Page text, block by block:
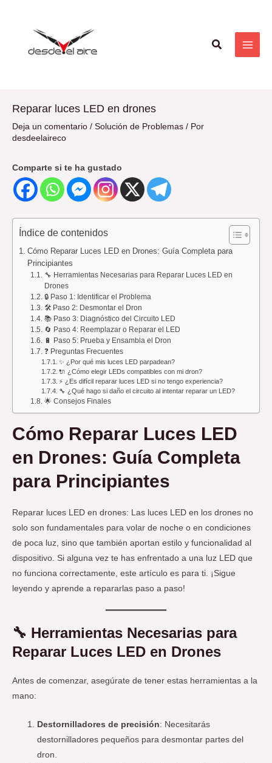
Buscar
Reparar luces LED en drones
Deja un comentario / Solución de Problemas / Por
desdeelaireco
Comparte si te ha gustado
Índice de contenidos
Cómo Reparar Luces LED en Drones: Guía Completa para
Principiantes
🔧 Herramientas Necesarias para Reparar Luces LED en
Drones
🔒 Paso 1: Identificar el Problema
🛠️ Paso 2: Desmontar el Dron
📚 Paso 3: Diagnóstico del Circuito LED
🔄 Paso 4: Reemplazar o Reparar el LED
🔋 Paso 5: Prueba y Ensambla el Dron
❓ Preguntas Frecuentes
✨ ¿Por qué mis luces LED parpadean?
🔌 ¿Cómo elegir LEDs compatibles con mi dron?
⚡ ¿Es difícil reparar luces LED si no tengo experiencia?
🔧 ¿Qué hago si daño el circuito al intentar reparar un LED?
🌟 Consejos Finales
Cómo Reparar Luces LED
en Drones: Guía Completa
para Principiantes
Reparar luces LED en drones: Las luces LED en los drones no
solo son fundamentales para volar de noche o en condiciones
de poca luz, sino que también aportan estilo y funcionalidad al
dispositivo. Si alguna vez te has enfrentado a una luz LED que
no funciona correctamente, este artículo es para ti. ¡Sigue
leyendo y aprende a repararlas paso a paso!
🔧 Herramientas Necesarias para
Reparar Luces LED en Drones
Antes de comenzar, asegúrate de tener estas herramientas a la
mano:
Destornilladores de precisión: Necesitarás
destornilladores pequeños para desmontar partes del
dron.
entradas